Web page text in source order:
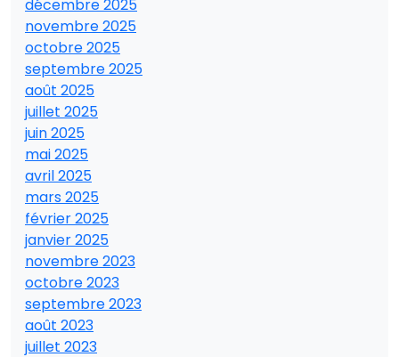
décembre 2025
novembre 2025
octobre 2025
septembre 2025
août 2025
juillet 2025
juin 2025
mai 2025
avril 2025
mars 2025
février 2025
janvier 2025
novembre 2023
octobre 2023
septembre 2023
août 2023
juillet 2023